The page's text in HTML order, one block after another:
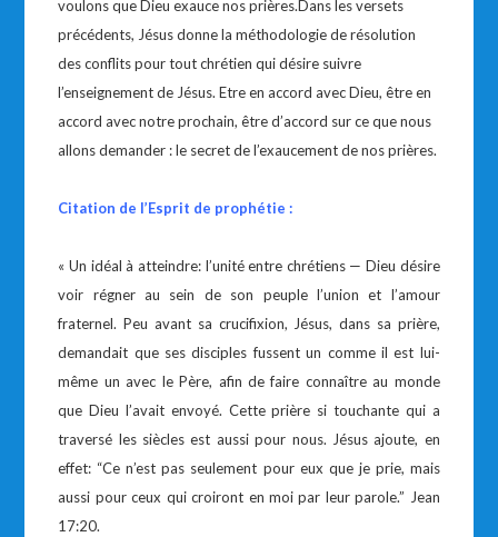
voulons que Dieu exauce nos prières.Dans les versets
précédents, Jésus donne la méthodologie de résolution
des conflits pour tout chrétien qui désire suivre
l’enseignement de Jésus. Etre en accord avec Dieu, être en
accord avec notre prochain, être d’accord sur ce que nous
allons demander : le secret de l’exaucement de nos prières.
Citation de l’Esprit de prophétie :
« Un idéal à atteindre: l’unité entre chrétiens — Dieu désire
voir régner au sein de son peuple l’union et l’amour
fraternel. Peu avant sa crucifixion, Jésus, dans sa prière,
demandait que ses disciples fussent un comme il est lui-
même un avec le Père, afin de faire connaître au monde
que Dieu l’avait envoyé. Cette prière si touchante qui a
traversé les siècles est aussi pour nous. Jésus ajoute, en
effet: “Ce n’est pas seulement pour eux que je prie, mais
aussi pour ceux qui croiront en moi par leur parole.” Jean
17:20.